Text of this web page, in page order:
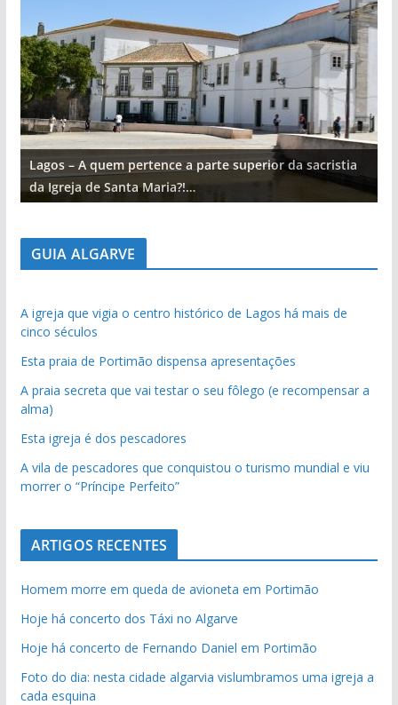
Lagos – A quem pertence a parte superior da sacristia
da Igreja de Santa Maria?!…
GUIA ALGARVE
A igreja que vigia o centro histórico de Lagos há mais de
cinco séculos
Esta praia de Portimão dispensa apresentações
A praia secreta que vai testar o seu fôlego (e recompensar a
alma)
Esta igreja é dos pescadores
A vila de pescadores que conquistou o turismo mundial e viu
morrer o “Príncipe Perfeito”
ARTIGOS RECENTES
Homem morre em queda de avioneta em Portimão
Hoje há concerto dos Táxi no Algarve
Hoje há concerto de Fernando Daniel em Portimão
Foto do dia: nesta cidade algarvia vislumbramos uma igreja a
cada esquina